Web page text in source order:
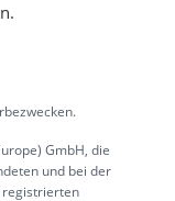
GmbH, die
und bei der
registrierten